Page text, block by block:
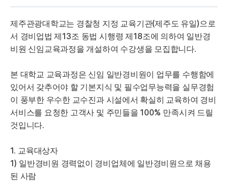
제주관광대학교는 경찰청 지정 교육기관(제주도 유일)으로
서 경비업법 제 13조 동법 시행령 제 18조에 의하여 일반경
비원 신임교육과정을 개설하여 수강생을 모집합니다.
본 대학교 교육과정은 신임 일반경비원이 업무를 수행함에
있어서 갖추어야 할 기본지식 및 필수업무능력을 실무경험
이 풍부한 우수한 교수진과 시설에서 확실히 교육하여 경비
서비스를 요청한 고객사 및 주민들을 100% 만족시켜 드릴
것입니다.
1. 교육대상자
1) 일반경비원 경력없이 경비업체에 일반경비원으로 채용
된 사람